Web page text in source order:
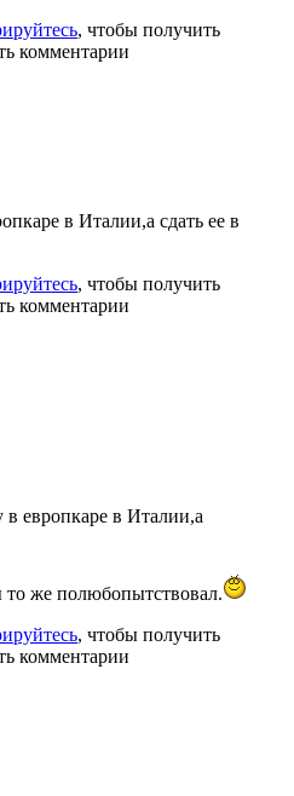
, чтобы получить
комментарии
в Италии,а сдать ее в
, чтобы получить
комментарии
европкаре в Италии,а
же полюбопытствовал.
, чтобы получить
комментарии